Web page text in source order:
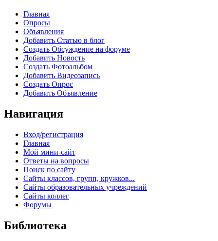
Главная
Опросы
Объявления
Добавить Статью в блог
Создать Обсуждение на форуме
Добавить Новость
Создать Фотоальбом
Добавить Видеозапись
Создать Опрос
Добавить Объявление
Навигация
Вход/регистрация
Главная
Мой мини-сайт
Ответы на вопросы
Поиск по сайту
Сайты классов, групп, кружков...
Сайты образовательных учреждений
Сайты коллег
Форумы
Библиотека